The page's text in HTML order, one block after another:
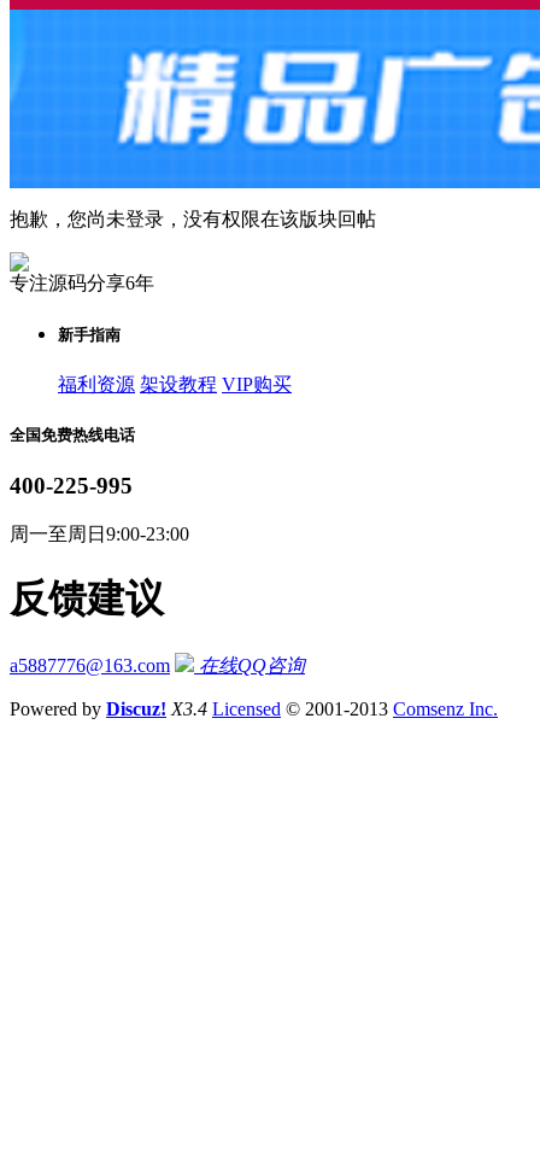
抱歉，您尚未登录，没有权限在该版块回帖
专注源码分享6年
新手指南
福利资源 架设教程 VIP购买
全国免费热线电话
400-225-995
周一至周日9:00-23:00
反馈建议
a5887776@163.com 在线QQ咨询
Powered by Discuz! X3.4 Licensed © 2001-2013 Comsenz Inc.